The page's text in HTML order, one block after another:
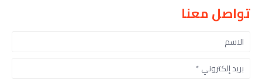
تواصل معنا